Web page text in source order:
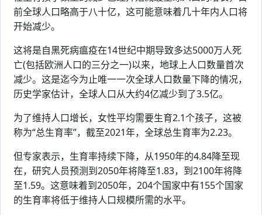
前全球人口略高于八十亿，这可能意味着几十年内人口将
开始减少。
这将是自黑死病瘟疫在14世纪中期导致多达5000万人死
亡(包括欧洲人口的三分之一)以来，地球上人口数量首次
减少。这是迄今为止唯一一次全球人口数量下降的情况，
历史学家估计，全球人口从大约4亿减少到了3.5亿。
为了维持人口增长，女性平均需要生育2.1个孩子，这被
称为“总生育率”，截至2021年，全球总生育率为2.23。
但专家表示，生育率持续下降，从1950年的4.84降至现
在，研究人员预测到2050年将降至1.83，到2100年将降
至1.59。这意味着到2050年，204个国家中有155个国家
的生育率将低于维持人口规模所需的水平。